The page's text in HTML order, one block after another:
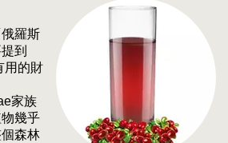
羅斯
到
用的財
家族
幾乎
森林